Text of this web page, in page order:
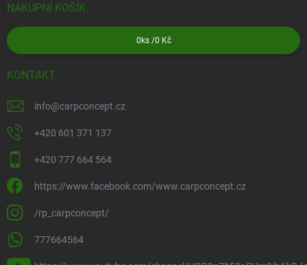
NÁKUPNÍ KOŠÍK
0 ks /0 Kč
KONTAKT
info@carpconcept.cz
+420 601 371 137
+420 777 664 564
https://www.facebook.com/www.carpconcept.cz
/rp_carpconcept/
777664564